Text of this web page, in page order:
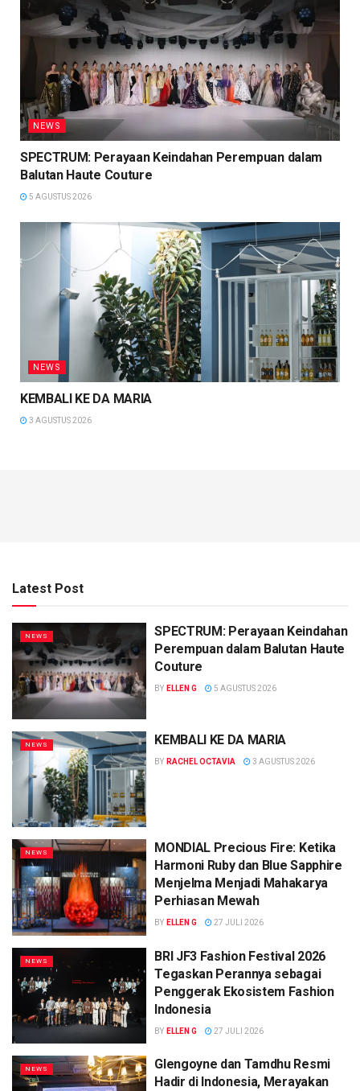
NEWS
SPECTRUM: Perayaan Keindahan Perempuan dalam
Balutan Haute Couture
5 AGUSTUS 2026
NEWS
KEMBALI KE DA MARIA
3 AGUSTUS 2026
Latest Post
NEWS
SPECTRUM: Perayaan Keindahan
Perempuan dalam Balutan Haute
Couture
BY ELLEN G 5 AGUSTUS 2026
NEWS KEMBALI KE DA MARIA
BY RACHEL OCTAVIA 3 AGUSTUS 2026
NEWS
MONDIAL Precious Fire: Ketika
Harmoni Ruby dan Blue Sapphire
Menjelma Menjadi Mahakarya
Perhiasan Mewah
BY ELLEN G 27 JULI 2026
NEWS
BRI JF3 Fashion Festival 2026
Tegaskan Perannya sebagai
Penggerak Ekosistem Fashion
Indonesia
BY ELLEN G 27 JULI 2026
NEWS
Glengoyne dan Tamdhu Resmi
Hadir di Indonesia, Merayakan